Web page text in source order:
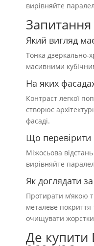
вирівняйте
Який вигляд
Тонка дзеркально-
масивними
На яких
Контраст легкої
створює
фасаді.
Що
Міжосьова
вирівняйте
Як доглядати
Протирати м’якою
металеве покриття
очищувати
Де купити